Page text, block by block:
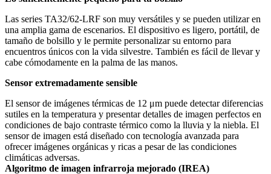
Las series TA32/62-LRF son muy versátiles y se pueden utilizar en
una amplia gama de escenarios. El dispositivo es ligero, portátil, de
tamaño de bolsillo y le permite personalizar su entorno para
encuentros únicos con la vida silvestre. También es fácil de llevar y
cabe cómodamente en la palma de las manos.
Sensor extremadamente sensible
El sensor de imágenes térmicas de 12 μm puede detectar diferencias
sutiles en la temperatura y presentar detalles de imagen perfectos en
condiciones de bajo contraste térmico como la lluvia y la niebla. El
sensor de imagen está diseñado con tecnología avanzada para
ofrecer imágenes orgánicas y ricas a pesar de las condiciones
climáticas adversas.
Algoritmo de imagen infrarroja mejorado (IREA)